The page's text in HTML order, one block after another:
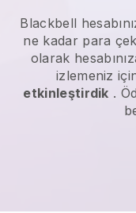
Blackbell
ne kadar para
olarak
izlemeniz
etkinleştirdik .